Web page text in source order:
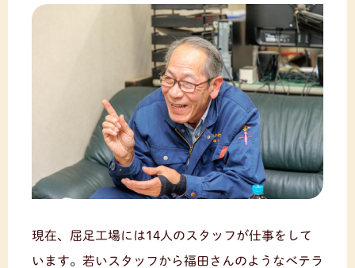
現在、屈足工場には14人のスタッフが仕事をして
います。若いスタッフから福田さんのようなベテラ